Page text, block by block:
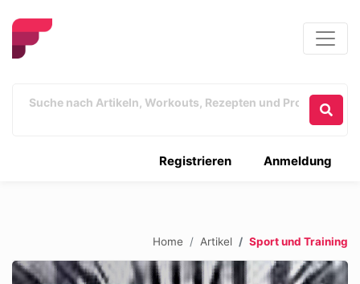
Anmeldung
Registrieren
Home Artikel Sport und Training